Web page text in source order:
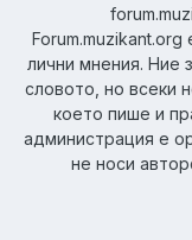
лични мнения. Ние
словото, но всеки
което пише и
администрация е
не носи